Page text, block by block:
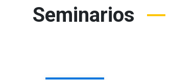
Seminarios